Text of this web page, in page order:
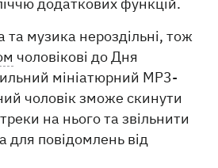
та музика нероздільні, тож
чоловікові до Дня
мініатюрний МР3-
чоловік зможе скинути
на нього та звільнити
для повідомлень від